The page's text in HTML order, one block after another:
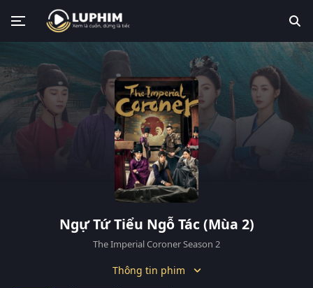
Ngự Tứ Tiểu Ngỗ Tác (Mùa 2)
The Imperial Coroner Season 2
Thông tin phim